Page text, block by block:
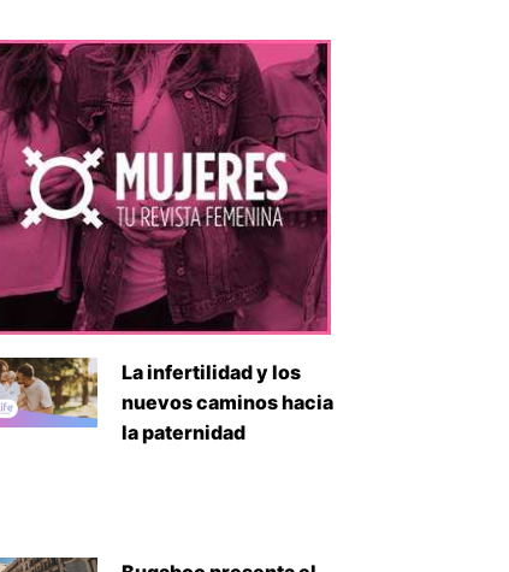
La infertilidad y los
nuevos caminos hacia
la paternidad